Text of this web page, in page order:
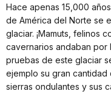
Hace apenas 15,000
de América del Norte se
glaciar. ¡Mamuts, felinos
cavernarios andaban por
pruebas de este glaciar
ejemplo su gran cantidad
sierras ondulantes y sus